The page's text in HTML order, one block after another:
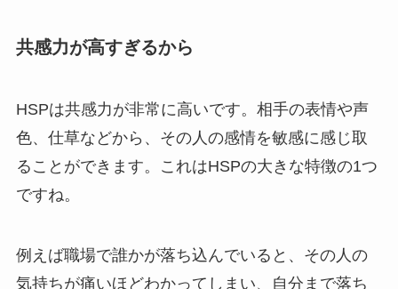
共感力が高すぎるから
HSPは共感力が非常に高いです。相手の表情や声
色、仕草などから、その人の感情を敏感に感じ取
ることができます。これはHSPの大きな特徴の1つ
ですね。
例えば職場で誰かが落ち込んでいると、その人の
気持ちが痛いほどわかってしまい、自分まで落ち